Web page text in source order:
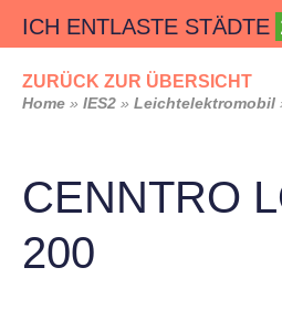
ICH ENTLASTE STÄDTE
ZURÜCK ZUR ÜBERSICHT
Home » IES2 » Leichtelektromobil
CENNTRO
200